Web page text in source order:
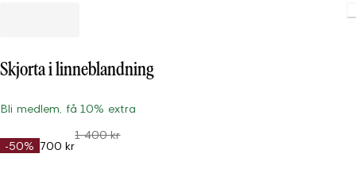
Skjorta i linneblandning
Bli medlem, få 10% extra
-50% 700 kr
1 400 kr